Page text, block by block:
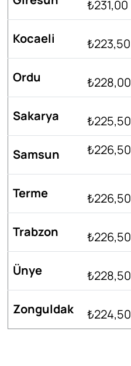
₺231,00
Kocaeli ₺223,50
Ordu ₺228,00
Sakarya ₺225,50
Samsun ₺226,50
Terme ₺226,50
Trabzon ₺226,50
Ünye ₺228,50
Zonguldak ₺224,50